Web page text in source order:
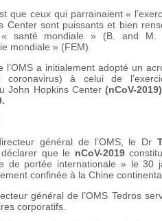
que ceux qui parrainaient «
Center sont puissants et bien
santé mondiale » (B. and M.
mondiale » (FEM).
a initialement adopté un
coronavirus) à celui de
John Hopkins Center (nCoV-2019)
.
général de l’OMS, le Dr
que le nCoV-2019
de portée internationale » le 30
confinée à la Chine
général de l’OMS Tedros
corporatifs.